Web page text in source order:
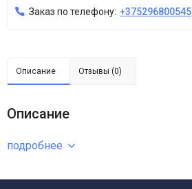
Заказ по телефону: +375296800545
Описание Отзывы (0)
Описание
подробнее